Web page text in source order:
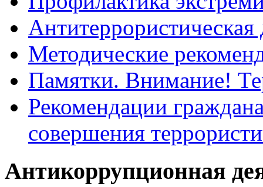
Антитеррористическая
Методические
Памятки. Внимание!
Рекомендации
совершения
Антикоррупционная